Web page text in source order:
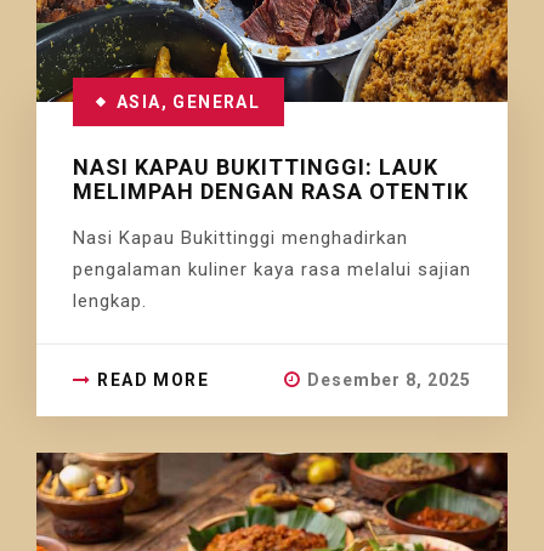
ASIA, GENERAL
NASI KAPAU BUKITTINGGI: LAUK
MELIMPAH DENGAN RASA OTENTIK
Nasi Kapau Bukittinggi menghadirkan
pengalaman kuliner kaya rasa melalui sajian
lengkap.
READ MORE Desember 8, 2025